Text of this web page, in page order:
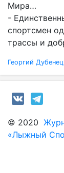
Мира…
-
спортсмен
трассы и
Георгий
© 2020
«Лыжный